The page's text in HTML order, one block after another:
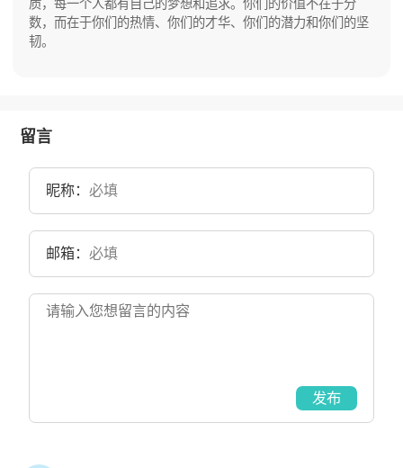
质，每一个人都有自己的梦想和追求。你们的价值不在于分
数，而在于你们的热情、你们的才华、你们的潜力和你们的坚
韧。
留言
昵称：
邮箱：
发布